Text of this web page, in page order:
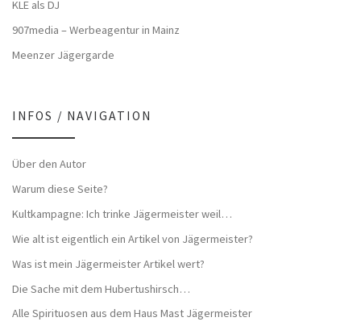
KLE als DJ
907media – Werbeagentur in Mainz
Meenzer Jägergarde
INFOS / NAVIGATION
Über den Autor
Warum diese Seite?
Kultkampagne: Ich trinke Jägermeister weil…
Wie alt ist eigentlich ein Artikel von Jägermeister?
Was ist mein Jägermeister Artikel wert?
Die Sache mit dem Hubertushirsch…
Alle Spirituosen aus dem Haus Mast Jägermeister